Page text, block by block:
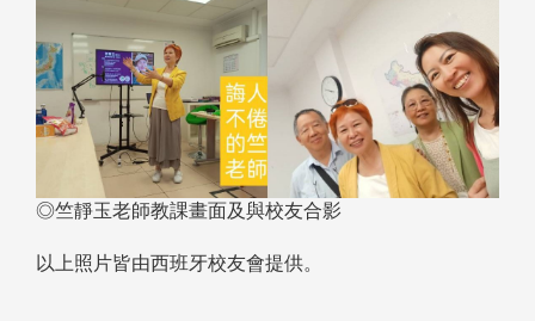
◎竺靜玉老師教課畫面及與校友合影
以上照片皆由西班牙校友會提供。